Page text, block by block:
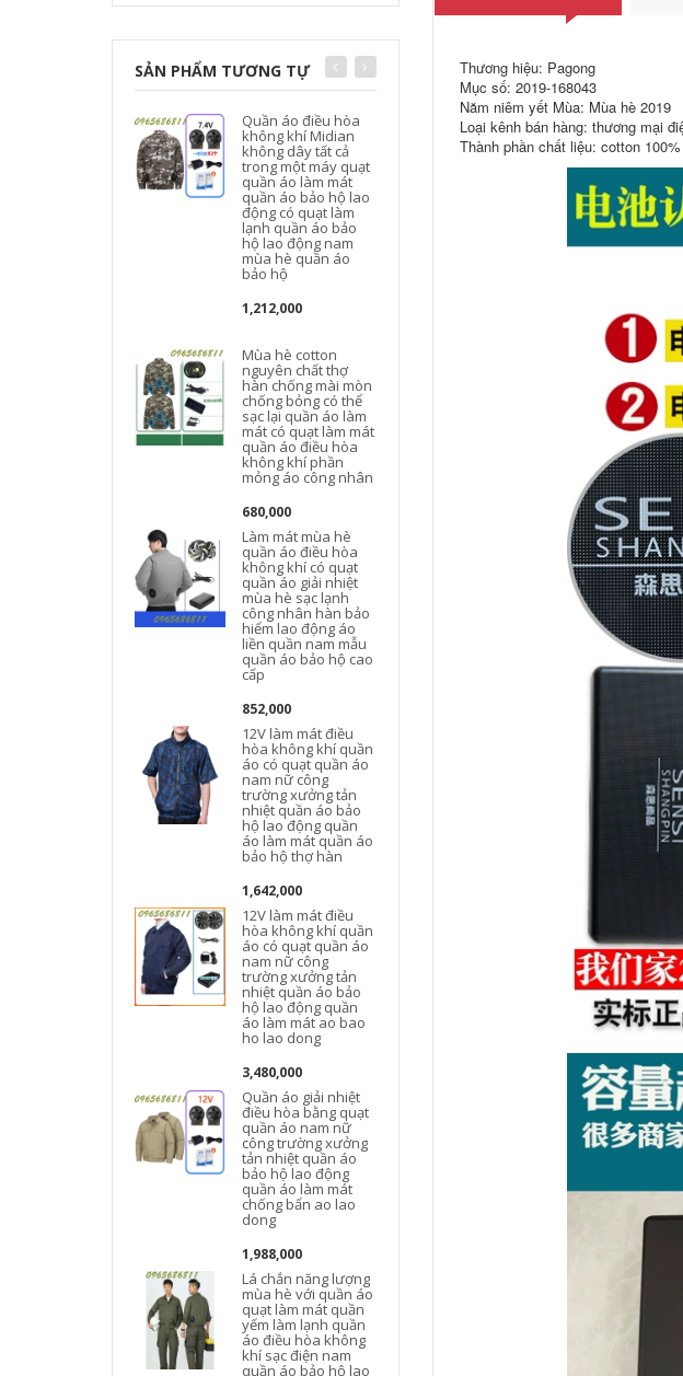
SẢN PHẨM TƯƠNG TỰ
Quần áo điều hòa
không khí Midian
không dây tất cả
trong một máy quạt
quần áo làm mát
quần áo bảo hộ lao
động có quạt làm
lạnh quần áo bảo
hộ lao động nam
mùa hè quần áo
bảo hộ
1,212,000
Mùa hè cotton
nguyên chất thợ
hàn chống mài mòn
chống bỏng có thể
sạc lại quần áo làm
mát có quạt làm mát
quần áo điều hòa
không khí phần
mỏng áo công nhân
680,000
Làm mát mùa hè
quần áo điều hòa
không khí có quạt
quần áo giải nhiệt
mùa hè sạc lạnh
công nhân hàn bảo
hiểm lao động áo
liền quần nam mẫu
quần áo bảo hộ cao
cấp
852,000
12V làm mát điều
hòa không khí quần
áo có quạt quần áo
nam nữ công
trường xưởng tản
nhiệt quần áo bảo
hộ lao động quần
áo làm mát quần áo
bảo hộ thợ hàn
1,642,000
12V làm mát điều
hòa không khí quần
áo có quạt quần áo
nam nữ công
trường xưởng tản
nhiệt quần áo bảo
hộ lao động quần
áo làm mát ao bao
ho lao dong
3,480,000
Quần áo giải nhiệt
điều hòa bằng quạt
quần áo nam nữ
công trường xưởng
tản nhiệt quần áo
bảo hộ lao động
quần áo làm mát
chống bẩn ao lao
dong
1,988,000
Lá chắn năng lượng
mùa hè với quần áo
quạt làm mát quần
yếm làm lạnh quần
áo điều hòa không
khí sạc điện nam
quần áo bảo hộ lao
Áo liền quần đầu
bếp nam ngắn tay
mùa hè thoáng khí
khách sạn lưng bếp
nhà bếp mẫu giáo
phục vụ nhà hàng
thức ăn nhanh làm
bánh quần áo mẫu
áo bếp trưởng
nhân đầu bếp nam
áo dài tay phục vụ
Cao cấp mùa hè
băng lụa quần áo
làm việc đầu bếp
ngắn tay toàn thân
lưới thoáng khí
mỏng phần phục vụ
khách sạn nam
dụng cụ nhà bếp
màu đen đồng phục
khách sạn bếp đầu
bếp áo khách sạn
phục vụ nhà bếp
tùy chỉnh ngắn tay
đồng phục nhà bếp
làm việc đầu bếp
ngắn tay kích thước
lớn quần áo làm
việc nhà bếp khách
sạn dài tay không
thấm nước quần áo
đầu bếp LOGO tùy
Thương hiệu: Pagong
Mục số: 2019-168043
Năm niêm yết Mùa: Mùa hè 2019
Loại kênh bán hàng: thương mại
Thành phần chất liệu: cotton 100%